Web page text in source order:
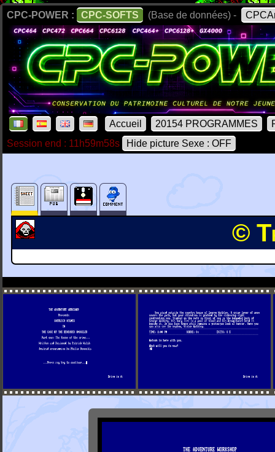
CPC-POWER : CPC-SOFTS (Base de données) -
Accueil 20154 PROGRAMMES
Session end : 11h59m58s
Hide picture Sexe : OFF
©